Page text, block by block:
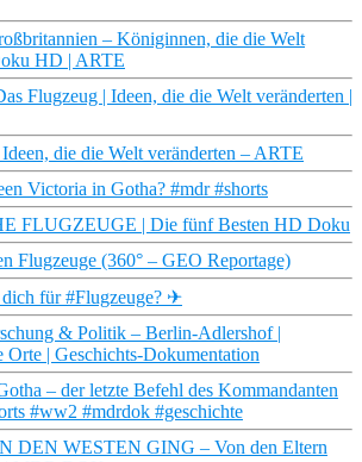
– Königinnen, die die Welt
HD | ARTE
Flugzeug | Ideen, die die Welt veränderten |
die die Welt veränderten – ARTE
Victoria in Gotha? #mdr #shorts
FLUGZEUGE | Die fünf Besten HD Doku
Flugzeuge (360° – GEO Reportage)
dich für #Flugzeuge? ✈
& Politik – Berlin-Adlershof |
Orte | Geschichts-Dokumentation
– der letzte Befehl des Kommandanten
#ww2 #mdrdok #geschichte
DEN WESTEN GING – Von den Eltern